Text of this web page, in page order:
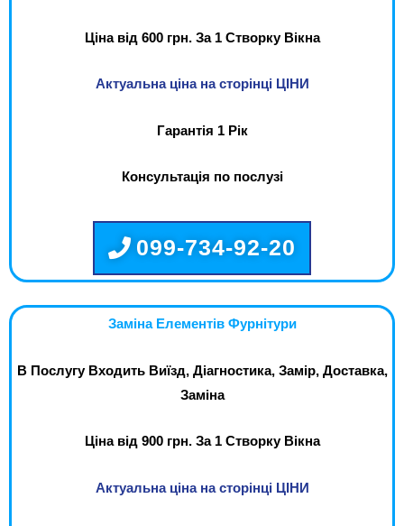
Ціна від 600 грн. За 1 Створку Вікна
Актуальна ціна на сторінці ЦІНИ
Гарантія 1 Рік
Консультація по послузі
099-734-92-20
Заміна Елементів Фурнітури
В Послугу Входить Виїзд, Діагностика, Замір, Доставка,
Заміна
Ціна від 900 грн. За 1 Створку Вікна
Актуальна ціна на сторінці ЦІНИ